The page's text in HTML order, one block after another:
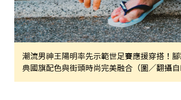
潮流男神王陽明率先示範世足賽應援穿搭！
典國旗配色與街頭時尚完美融合（圖／翻攝